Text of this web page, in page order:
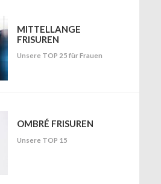
MITTELLANGE
FRISUREN
Unsere TOP 25 für Frauen
OMBRÉ FRISUREN
Unsere TOP 15